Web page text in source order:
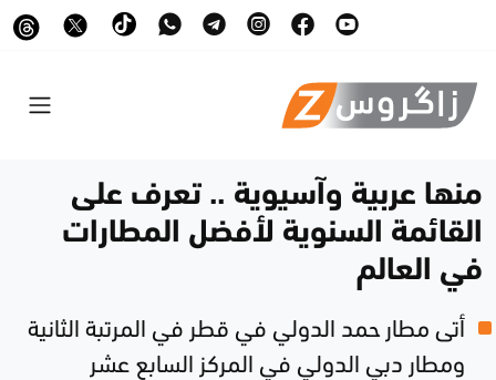
منها عربية وآسيوية .. تعرف على
القائمة السنوية لأفضل المطارات
في العالم
أتى مطار حمد الدولي في قطر في المرتبة الثانية
ومطار دبي الدولي في المركز السابع عشر